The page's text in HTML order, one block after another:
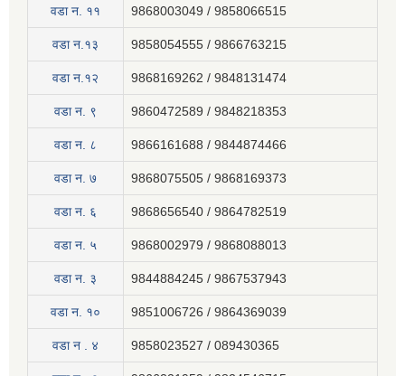
वडा न‍. ११ 9868003049 / 9858066515
वडा न.१३ 9858054555 / 9866763215
वडा न.१२ 9868169262 / 9848131474
वडा न. ९ 9860472589 / 9848218353
वडा न. ८ 9866161688 / 9844874466
वडा न. ७ 9868075505 / 9868169373
वडा न. ६ 9868656540 / 9864782519
वडा न. ५ 9868002979 / 9868088013
वडा न. ३ 9844884245 / 9867537943
वडा न. १० 9851006726 / 9864369039
वडा न . ४ 9858023527 / 089430365